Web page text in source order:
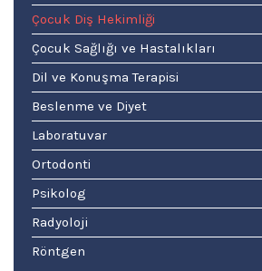
Çocuk Diş Hekimliği
Çocuk Sağlığı ve Hastalıkları
Dil ve Konuşma Terapisi
Beslenme ve Diyet
Laboratuvar
Ortodonti
Psikolog
Radyoloji
Röntgen